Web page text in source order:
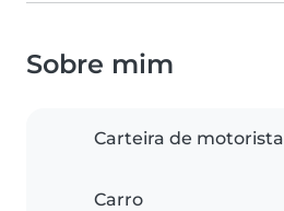
Sobre mim
Carteira de motorista
Carro